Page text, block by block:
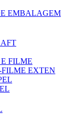
EMBALAGEM
FILME
EXTEN